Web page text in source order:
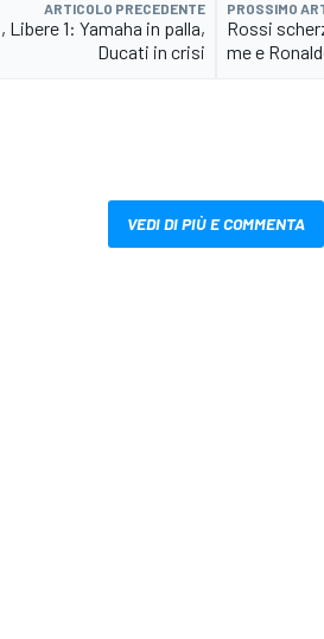
ARTICOLO PRECEDENTE
Libere 1: Yamaha in palla,
Ducati in crisi
PROSSIMO
Rossi
me e
VEDI DI PIÙ E COMMENTA